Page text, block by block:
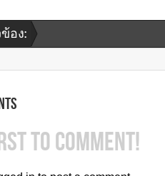
อง:
TO COMMENT!